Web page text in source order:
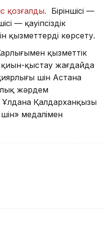
қозғалды.
Біріншісі —
— қауіпсіздік
қызметтерді көрсету.
қызметтік
қиын-қыстау жағдайда
үшін Астана
жәрдем
Қалдарханқызы
медалімен